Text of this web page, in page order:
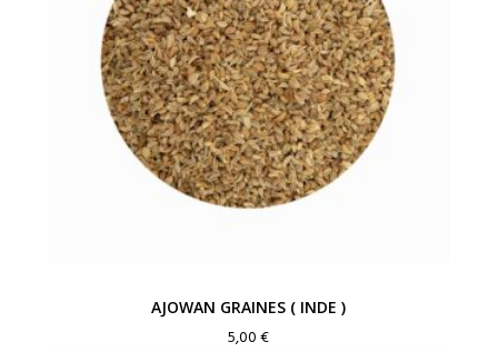
AJOWAN GRAINES ( INDE )
5,00€